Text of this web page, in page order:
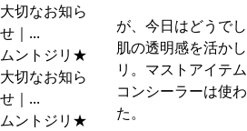
大切なお知ら
せ｜...
ムントジリ★
大切なお知ら
せ｜...
ムントジリ★
が、今日はどうでし
肌の透明感を活か
リ。マストアイテ
コンシーラーは使
た。